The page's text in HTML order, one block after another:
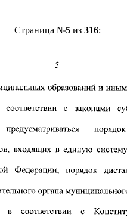
Страница №5из 316: